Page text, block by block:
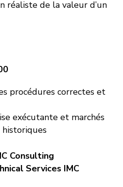
réaliste de la valeur d’un
procédures correctes et
exécutante et marchés
Consulting
Services IMC